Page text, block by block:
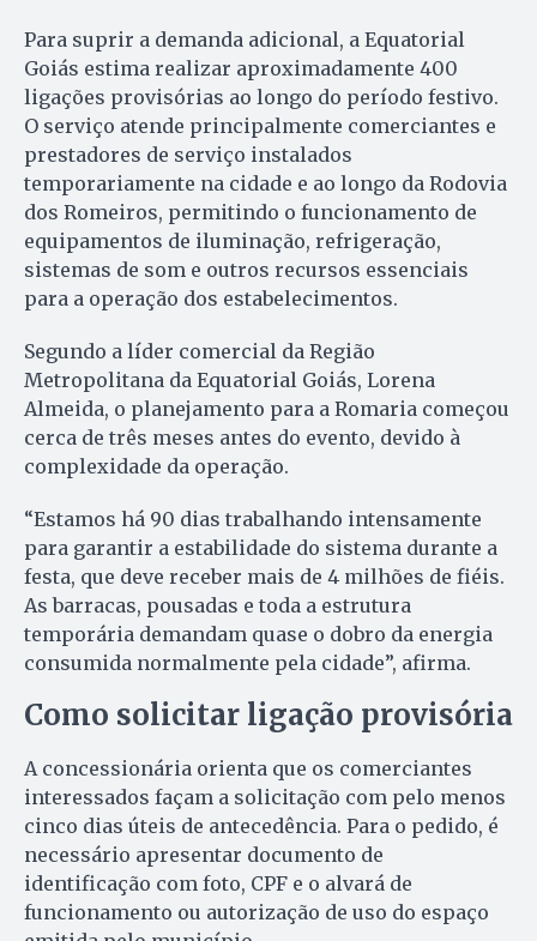
Para suprir a demanda adicional, a Equatorial
Goiás estima realizar aproximadamente 400
ligações provisórias ao longo do período festivo.
O serviço atende principalmente comerciantes e
prestadores de serviço instalados
temporariamente na cidade e ao longo da Rodovia
dos Romeiros, permitindo o funcionamento de
equipamentos de iluminação, refrigeração,
sistemas de som e outros recursos essenciais
para a operação dos estabelecimentos.
Segundo a líder comercial da Região
Metropolitana da Equatorial Goiás, Lorena
Almeida, o planejamento para a Romaria começou
cerca de três meses antes do evento, devido à
complexidade da operação.
“Estamos há 90 dias trabalhando intensamente
para garantir a estabilidade do sistema durante a
festa, que deve receber mais de 4 milhões de fiéis.
As barracas, pousadas e toda a estrutura
temporária demandam quase o dobro da energia
consumida normalmente pela cidade”, afirma.
Como solicitar ligação provisória
A concessionária orienta que os comerciantes
interessados façam a solicitação com pelo menos
cinco dias úteis de antecedência. Para o pedido, é
necessário apresentar documento de
identificação com foto, CPF e o alvará de
funcionamento ou autorização de uso do espaço